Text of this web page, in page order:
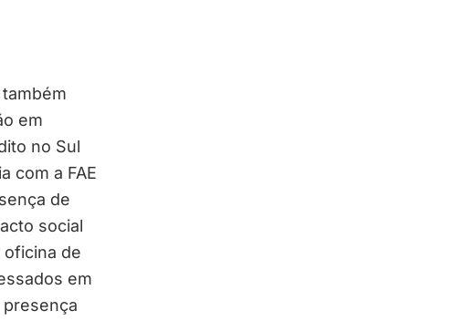
em
no Sul
com a FAE
de
social
oficina de
em